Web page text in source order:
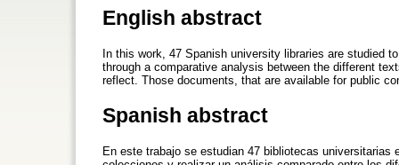
English abstract
In this work, 47 Spanish university libraries are studied
through a comparative analysis between the different
reflect. Those documents, that are available for public
Spanish abstract
En este trabajo se estudian 47 bibliotecas